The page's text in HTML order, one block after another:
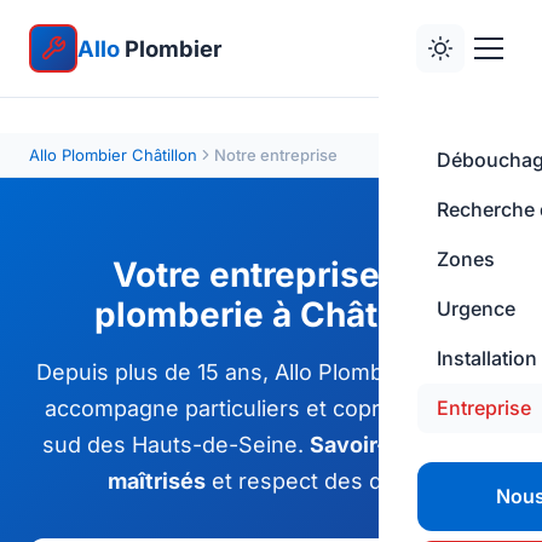
Allo Plombier
Recherche
Zones
Urgence
Installation
Entreprise
Allo Plombier Châtillon Notre entreprise
Votre entreprise de
plomberie à Châtillon
Depuis plus de 15 ans, Allo Plombier Châtillon
accompagne particuliers et copropriétés du
sud des Hauts-de-Seine. Savoir-faire, tarifs
maîtriséset respect des délais.